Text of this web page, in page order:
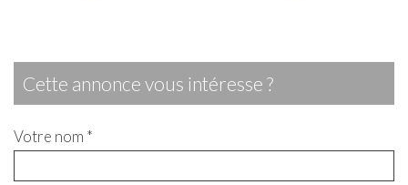
cette annonce vous intéresse ?
Votre nom *